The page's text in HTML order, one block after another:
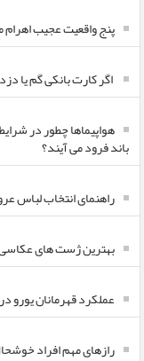
پنج واقعیت عجیب
اگر کارت بانکی گم یا
هواپیماها چطور در
باند فرود می آیند؟
راهنمای انتخاب لباس
بهترین ژست های عکاسی
عملکرد قهرمانان یورو
رازهای مهم افراد